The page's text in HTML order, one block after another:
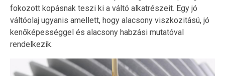
fokozott kopásnak teszi ki a váltó alkatrészeit. Egy jó
váltóolaj ugyanis amellett, hogy alacsony viszkozitású, jó
kenőképességgel és alacsony habzási mutatóval
rendelkezik.